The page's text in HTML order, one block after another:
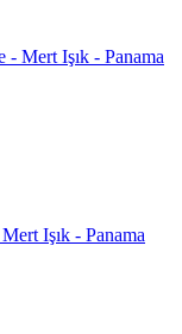
Işık - Panama